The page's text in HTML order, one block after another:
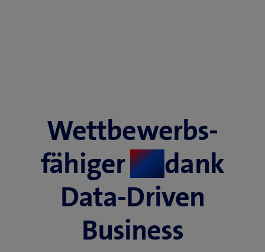
Wettbewerbs­
fähiger
​dank
Data-Driven
Business